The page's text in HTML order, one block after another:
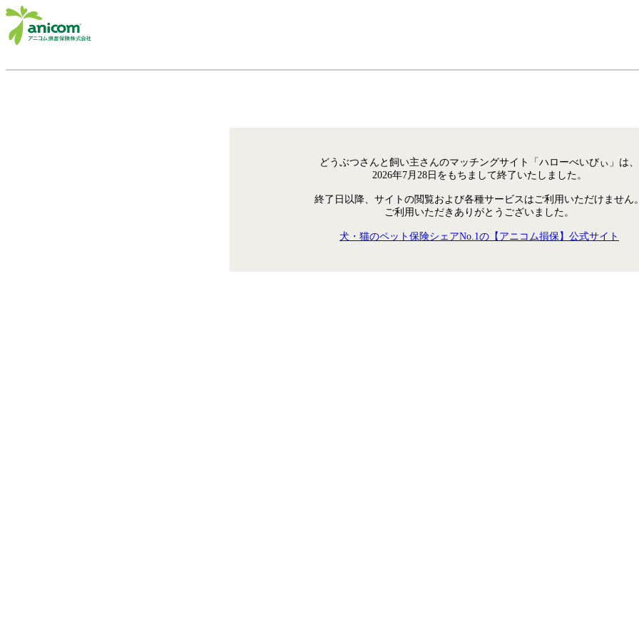
どうぶつさんと飼い主さんのマッチングサイト「ハローべいびぃ」は、
2026年7月28日をもちまして終了いたしました。
終了日以降、サイトの閲覧および各種サービスはご利用いただけません
ご利用いただきありがとうございました。
犬・猫のペット保険シェアNo.1の【アニコム損保】公式サイト